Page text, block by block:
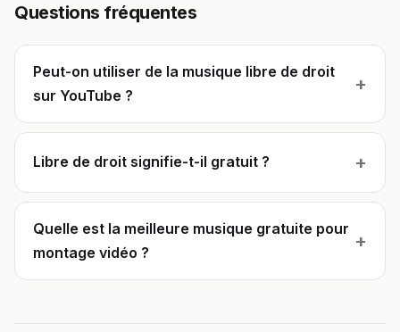
Questions fréquentes
Peut-on utiliser de la musique libre de droit
sur YouTube ?
+
Libre de droit signifie-t-il gratuit ? +
Quelle est la meilleure musique gratuite pour
montage vidéo ?
+